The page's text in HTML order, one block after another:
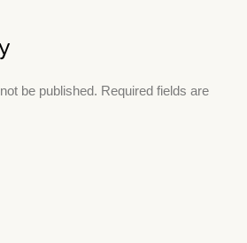
be published. Required fields are